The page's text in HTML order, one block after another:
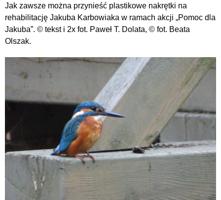
Jak zawsze można przynieść plastikowe nakrętki na
rehabilitację Jakuba Karbowiaka w ramach akcji „Pomoc dla
Jakuba”. © tekst i 2x fot. Paweł T. Dolata, © fot. Beata
Olszak.